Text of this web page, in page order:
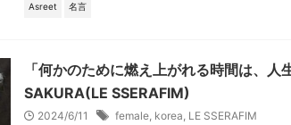
b
o
Asreet 名言
「何かのために燃え上がれる時間は、人
SAKURA(LE SSERAFIM)
2024/6/11 female, korea, LE SSERAFIM